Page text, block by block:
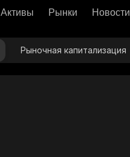
Активы Рынки Новости
Рыночная капитализация